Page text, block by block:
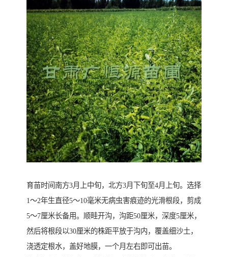
育苗时间南方3月上中旬，北方3月下旬至4月上旬。选择
1～2年生直径5～10毫米无病虫害痕迹的光滑根段，剪成
5～7厘米长备用。顺畦开沟，沟距50厘米，深度5厘米，
然后将根段以30厘米的株距平放于沟内，覆盖细沙土，
浇透定根水，盖好地膜，一个月左右即可出苗。